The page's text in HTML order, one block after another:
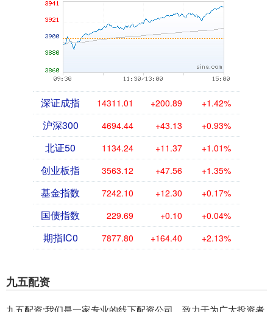
深证成指 14311.01 +200.89 +1.42%
沪深300 4694.44 +43.13 +0.93%
北证50 1134.24 +11.37 +1.01%
创业板指 3563.12 +47.56 +1.35%
基金指数 7242.10 +12.30 +0.17%
国债指数 229.69 +0.10 +0.04%
期指IC0 7877.80 +164.40 +2.13%
九五配资